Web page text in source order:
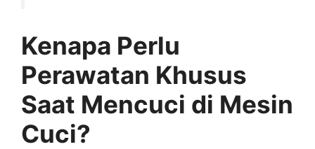
Kenapa Perlu
Perawatan Khusus
Saat Mencuci di Mesin
Cuci?